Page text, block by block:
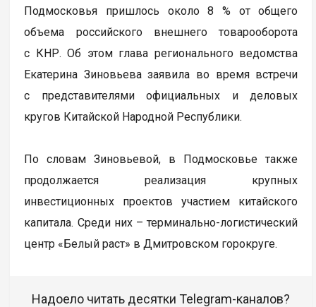
Подмосковья пришлось около 8 % от общего
объема российского внешнего товарооборота
с КНР. Об этом глава регионального ведомства
Екатерина Зиновьева заявила во время встречи
с представителями официальных и деловых
кругов Китайской Народной Республики.
По словам Зиновьевой, в Подмосковье также
продолжается реализация крупных
инвестиционных проектов участием китайского
капитала. Среди них – терминально-логистический
центр «Белый раст» в Дмитровском горокруге.
Надоело читать десятки Telegram-каналов?